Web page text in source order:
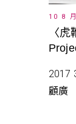
10 8
〈
2017
顧廣